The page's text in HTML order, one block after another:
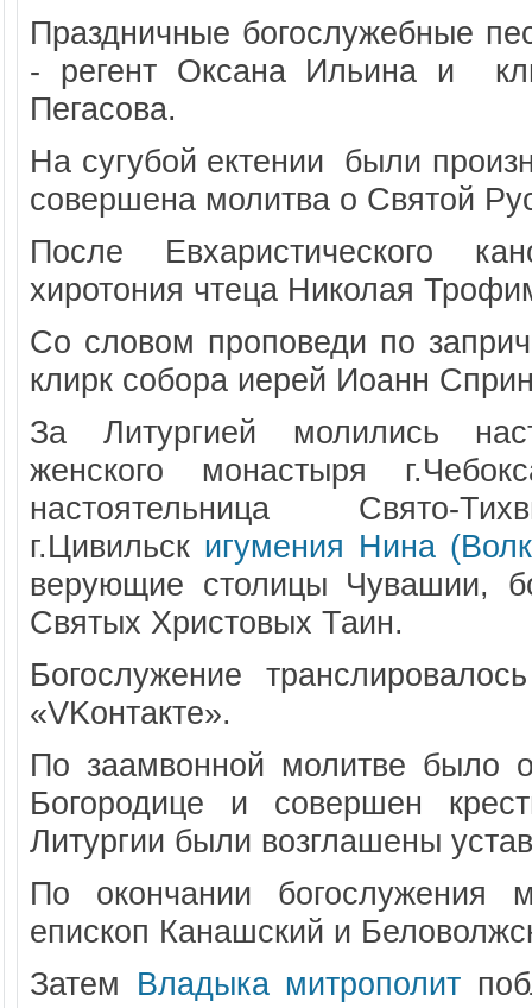
Праздничные богослужебные
- регент Оксана Ильина и
Пегасова.
На сугубой ектении были
совершена молитва о Святой
После Евхаристического
хиротония чтеца Николая
Со словом проповеди по
клирк собора иерей Иоанн
За Литургией молились
женского монастыря
настоятельница Свято-
г.Цивильск игумения Нина
верующие столицы Чувашии,
Святых Христовых Таин.
Богослужение
«VKонтакте».
По заамвонной молитве было
Богородице и совершен
Литургии были возглашены
По окончании богослужения
епископ Канашский и
Затем Владыка митрополит